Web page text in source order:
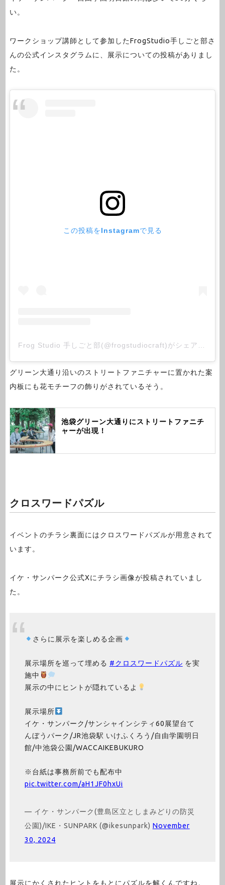
い。
ワークショップ講師として参加したFrogStudio手しごと部さ
んの公式インスタグラムに、展示についての投稿がありまし
た。
この投稿をInstagramで見る
グリーン大通り沿いのストリートファニチャーに置かれた案
内板にも花モチーフの飾りがされているそう。
池袋グリーン大通りにストリートファニチ
ャーが出現！
クロスワードパズル
イベントのチラシ裏面にはクロスワードパズルが用意されて
います。
イケ・サンパーク公式Xにチラシ画像が投稿されていまし
た。
さらに展示を楽しめる企画
展示場所を巡って埋める #クロスワードパズル を実
施中
展示の中にヒントが隠れているよ
展示場所
イケ・サンパーク/サンシャインシティ60展望台て
んぼうパーク/JR池袋駅 いけふくろう/自由学園明日
館/中池袋公園/WACCAIKEBUKURO
※台紙は事務所前でも配布中
pic.twitter.com/aH1JF0hxUi
— イケ・サンパーク(豊島区立としまみどりの防災
公園)/IKE・SUNPARK (@ikesunpark) November
30, 2024
展示にかくされたヒントをもとにパズルを解くんですね。